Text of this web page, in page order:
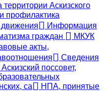
Аскизского
профилактика
Информация
граждан
МКУК
акты,
Сведения
поссовет,
са
НПА, принятые